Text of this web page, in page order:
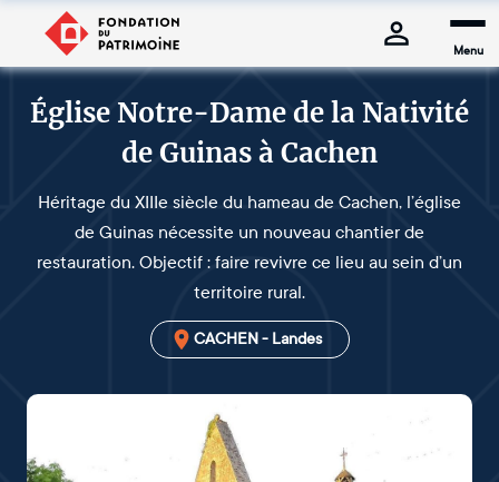
Menu
Église Notre-Dame de la Nativité
de Guinas à Cachen
Héritage du XIIIe siècle du hameau de Cachen, l’église
de Guinas nécessite un nouveau chantier de
restauration. Objectif : faire revivre ce lieu au sein d’un
territoire rural.
CACHEN - Landes